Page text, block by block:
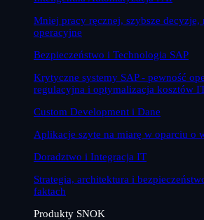
Mniej pracy ręcznej, szybsze decyzje,
operacyjne
Bezpieczeństwo i Technologia SAP
Krytyczne systemy SAP - pewność
regulacyjna i optymalizacja kosztów
Custom Development i Dane
Aplikacje szyte na miarę w oparciu o
Doradztwo i Integracja IT
Strategia, architektura i
faktach
Produkty SNOK